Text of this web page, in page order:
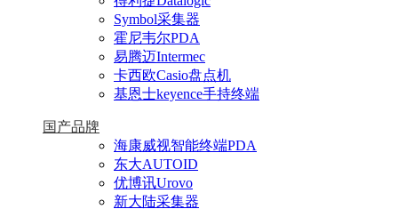
Symbol采集器
霍尼韦尔PDA
易腾迈Intermec
卡西欧Casio盘点机
基恩士keyence手持终端
国产品牌
海康威视智能终端PDA
东大AUTOID
优博讯Urovo
新大陆采集器